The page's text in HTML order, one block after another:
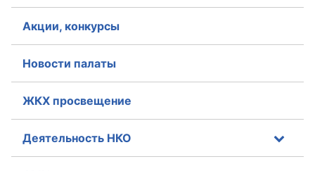
Акции, конкурсы
Новости палаты
ЖКХ просвещение
Деятельность НКО